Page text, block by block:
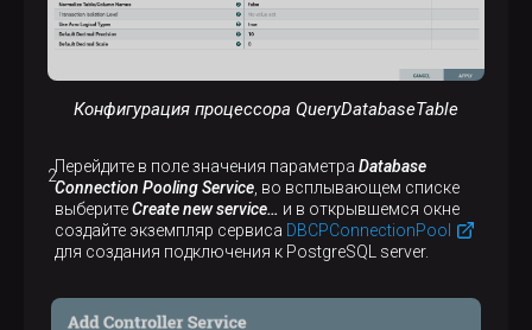
Конфигурация процессора QueryDatabaseTable
Перейдите в поле значения параметра Database
Connection Pooling Service , во всплывающем списке
выберитеCreate new service…​ и в открывшемся окне
создайте экземпляр сервиса DBCPConnectionPool
для создания подключения к PostgreSQL server.